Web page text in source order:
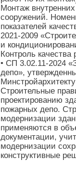
Монтаж
сооружений.
показателей
2021-2009
и
Контроль качества
• СП 3.02.11-2024
депо»,
Строительные
проектированию
пожарных депо.
модернизации
применяются в
документации,
модернизации
конструктивные